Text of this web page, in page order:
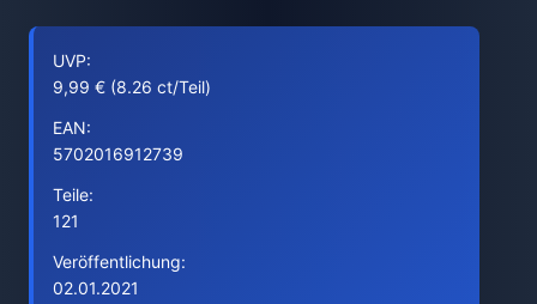
UVP:
9,99 € (8.26 ct/Teil)
EAN:
5702016912739
Teile:
121
Veröffentlichung:
02.01.2021